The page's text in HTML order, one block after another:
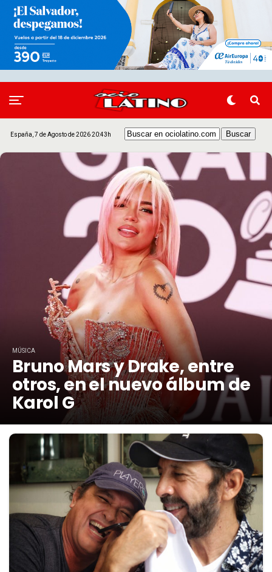
España, 7 de Agosto de 2026 20:43h
MÚSICA
Bruno Mars y Drake, entre
otros, en el nuevo álbum de
Karol G